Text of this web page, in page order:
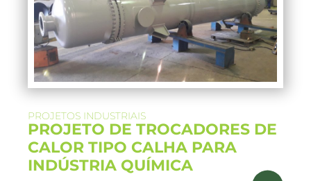
PROJETOS INDUSTRIAIS
PROJETO DE TROCADORES DE
CALOR TIPO CALHA PARA
INDÚSTRIA QUÍMICA